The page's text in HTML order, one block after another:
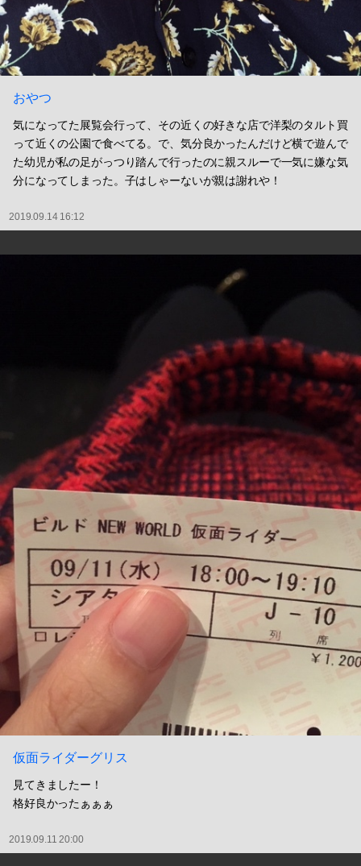
おやつ
気になってた展覧会行って、その近くの好きな店で洋梨のタルト買
って近くの公園で食べてる。で、気分良かったんだけど横で遊んで
た幼児が私の足がっつり踏んで行ったのに親スルーで一気に嫌な気
分になってしまった。子はしゃーないが親は謝れや！
2019.09.14 16:12
仮面ライダーグリス
見てきましたー！
格好良かったぁぁぁ
2019.09.11 20:00